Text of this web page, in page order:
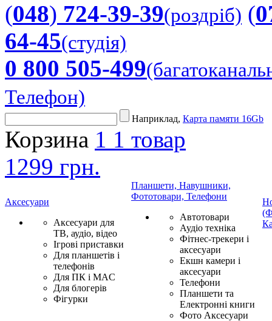
(048) 724-39-39(роздріб) (
64-45(студія)
0 800 505-499
Телефон)
Наприклад, Карта памяти 16Gb
Корзина 1 1 товар
1299 грн.
Аксесуари
Аксесуари для
ТВ, аудіо, відео
Ігрові приставки
Для планшетів і
телефонів
Для ПК і MAC
Для блогерів
Фігурки
Планшети, Навушники,
Фототовари, Телефони
Автотовари
Аудіо техніка
Фітнес-трекери і
аксесуари
Екшн камери і
аксесуари
Телефони
Планшети та
Електронні книги
Фото Аксесуари